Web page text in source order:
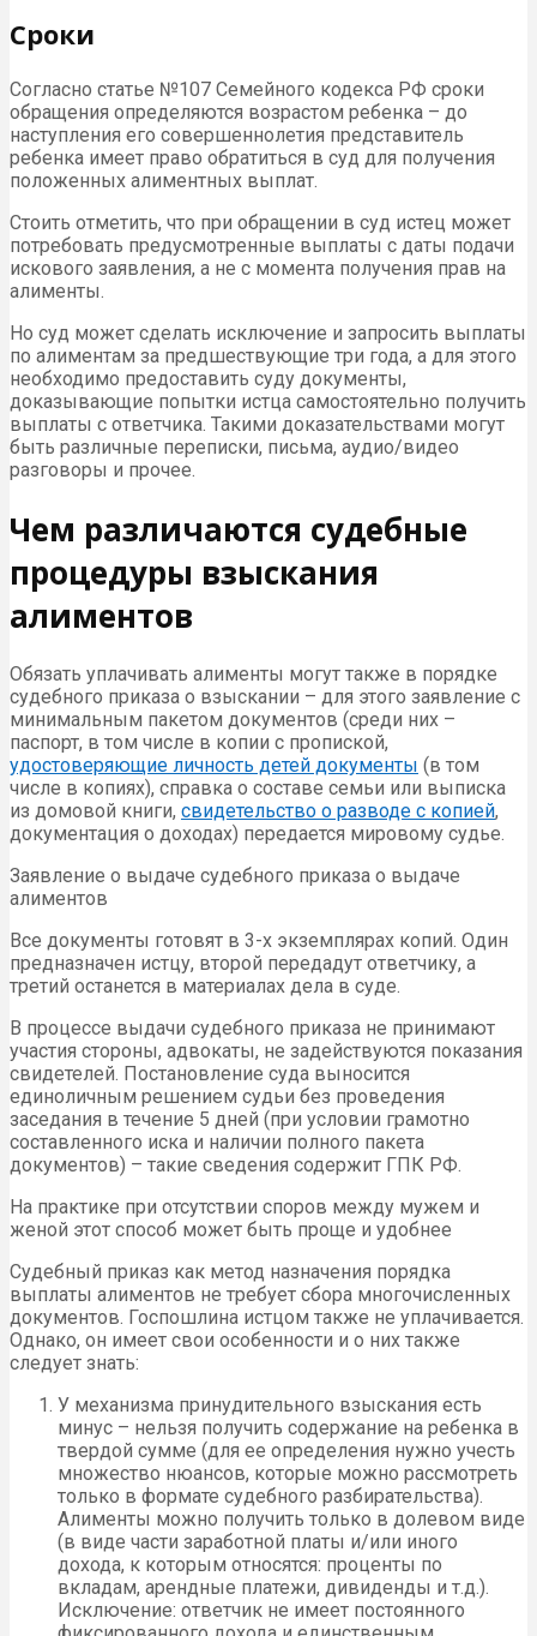
Сроки
Согласно статье №107 Семейного кодекса РФ сроки
обращения определяются возрастом ребенка – до
наступления его совершеннолетия представитель
ребенка имеет право обратиться в суд для получения
положенных алиментных выплат.
Стоить отметить, что при обращении в суд истец может
потребовать предусмотренные выплаты с даты подачи
искового заявления, а не с момента получения прав на
алименты.
Но суд может сделать исключение и запросить выплаты
по алиментам за предшествующие три года, а для этого
необходимо предоставить суду документы,
доказывающие попытки истца самостоятельно получить
выплаты с ответчика. Такими доказательствами могут
быть различные переписки, письма, аудио/видео
разговоры и прочее.
Чем различаются судебные
процедуры взыскания
алиментов
Обязать уплачивать алименты могут также в порядке
судебного приказа о взыскании – для этого заявление с
минимальным пакетом документов (среди них –
паспорт, в том числе в копии с пропиской,
удостоверяющие личность детей документы (в том
числе в копиях), справка о составе семьи или выписка
из домовой книги, свидетельство о разводе с копией,
документация о доходах) передается мировому судье.
Заявление о выдаче судебного приказа о выдаче
алиментов
Все документы готовят в 3-х экземплярах копий. Один
предназначен истцу, второй передадут ответчику, а
третий останется в материалах дела в суде.
В процессе выдачи судебного приказа не принимают
участия стороны, адвокаты, не задействуются показания
свидетелей. Постановление суда выносится
единоличным решением судьи без проведения
заседания в течение 5 дней (при условии грамотно
составленного иска и наличии полного пакета
документов) – такие сведения содержит ГПК РФ.
На практике при отсутствии споров между мужем и
женой этот способ может быть проще и удобнее
Судебный приказ как метод назначения порядка
выплаты алиментов не требует сбора многочисленных
документов. Госпошлина истцом также не уплачивается.
Однако, он имеет свои особенности и о них также
следует знать:
У механизма принудительного взыскания есть
минус – нельзя получить содержание на ребенка в
твердой сумме (для ее определения нужно учесть
множество нюансов, которые можно рассмотреть
только в формате судебного разбирательства).
Алименты можно получить только в долевом виде
(в виде части заработной платы и/или иного
дохода, к которым относятся: проценты по
вкладам, арендные платежи, дивиденды и т.д.).
Исключение: ответчик не имеет постоянного